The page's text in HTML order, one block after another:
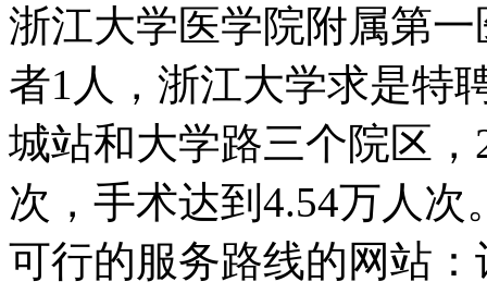
浙江大学医学院附属第
者1人，浙江大学求是特
城站和大学路三个院区
次，手术达到4.54万人
可行的服务路线的网站